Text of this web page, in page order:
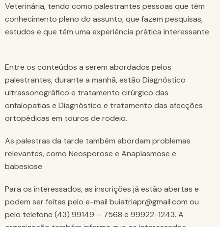
Veterinária, tendo como palestrantes pessoas que têm
conhecimento pleno do assunto, que fazem pesquisas,
estudos e que têm uma experiência prática interessante.
Entre os conteúdos a serem abordados pelos
palestrantes, durante a manhã, estão Diagnóstico
ultrassonográfico e tratamento cirúrgico das
onfalopatias e Diagnóstico e tratamento das afecções
ortopédicas em touros de rodeio.
As palestras da tarde também abordam problemas
relevantes, como Neosporose e Anaplasmose e
babesiose.
Para os interessados, as inscrições já estão abertas e
podem ser feitas pelo e-mail buiatriapr@gmail.com ou
pelo telefone (43) 99149 – 7568 e 99922-1243. A